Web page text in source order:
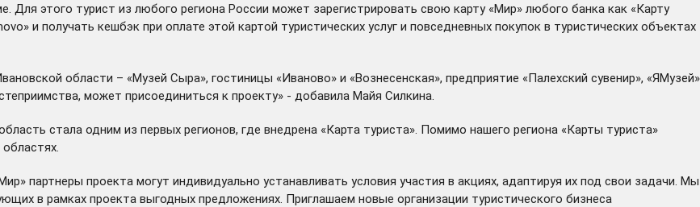
Для этого турист из любого региона России может зарегистрировать свою карту «Мир» любого банка как «Карту
и получать кешбэк при оплате этой картой туристических услуг и повседневных покупок в туристических объектах
области – «Музей Сыра», гостиницы «Иваново» и «Вознесенская», предприятие «Палехский сувенир», «ЯМузей»
может присоединиться к проекту» - добавила Майя Силкина.
стала одним из первых регионов, где внедрена «Карта туриста». Помимо нашего региона «Карты туриста»
партнеры проекта могут индивидуально устанавливать условия участия в акциях, адаптируя их под свои задачи. Мы
в рамках проекта выгодных предложениях. Приглашаем новые организации туристического бизнеса